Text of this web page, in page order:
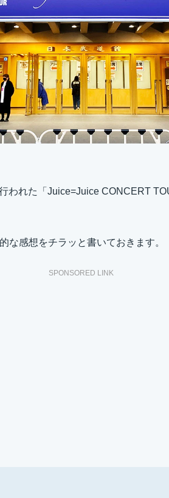
われた「Juice=Juice CONCERT
な感想をチラッと書いておきます。
SPONSORED LINK